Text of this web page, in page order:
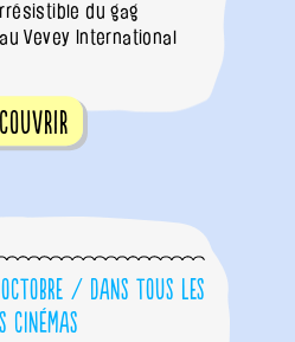
du gag
Vevey International
octobre / dans tous les
cinémas